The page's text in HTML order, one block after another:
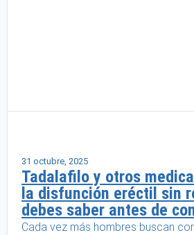
31 octubre, 2025
Tadalafilo y otros
la disfunción eréctil sin
debes saber antes de
Cada vez más hombres buscan